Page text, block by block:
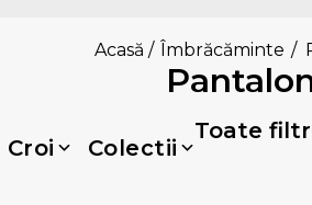
Acasă / Îmbrăcăminte /
Croi Colectii
Toate